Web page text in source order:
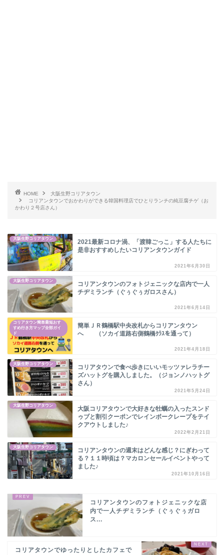
HOME
大阪生野コリアタウン
コリアンタウンでおかわりができる韓国料理店でひとりランチの純豆腐チゲ（お
かわり２号店さん）
大阪生野コリアタウン
2021最新コロナ渦、「渡韓ごっこ」する人たちに
是非おすすめしたいコリアンタウンガイド
2021年6月30日
大阪生野コリアタウン
コリアンタウンのフォトジェニックな店内で一人
チヂミランチ（ぐぅぐぅガロスさん）
2021年6月14日
コリアタウン簡単最短おす
すめ行き方マップ全部ガイ
ド
簡単ＪＲ鶴橋駅中央改札からコリアンタウン
へ （ソカイ道路右側鶴橋ｸﾗｽを通って）
2021年4月18日
大阪生野コリアタウン
コリアタウンで食べ歩きにいいモッツァレラチー
ズハットグを購入しました。（ジョンノハットグ
さん）
2021年5月24日
大阪生野コリアタウン
大阪コリアタウンで大好きな牡蠣の入ったスンド
ゥブと割引クーポンでレインボークレープをテイ
クアウトしました♪
2022年2月21日
大阪生野コリアタウン
コリアンタウンの週末はどんな感じ？にぎわって
る？１１時頃は？マカロンセールイベントやって
ました♪
2021年10月16日
コリアンタウンのフォトジェニックな店
内で一人チヂミランチ（ぐぅぐぅガロ
ス...
コリアタウンでゆったりとしたカフェで